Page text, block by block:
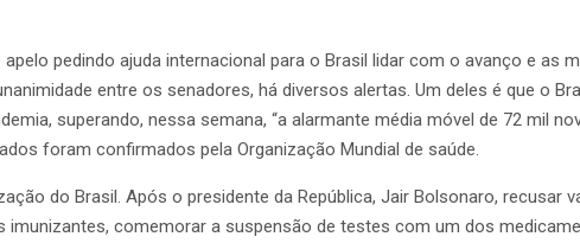
pedindo ajuda internacional para o Brasil lidar com o avanço e as
entre os senadores, há diversos alertas. Um deles é que o
superando, nessa semana, “a alarmante média móvel de 72 mil
foram confirmados pela Organização Mundial de saúde.
do Brasil. Após o presidente da República, Jair Bolsonaro, recusar
imunizantes, comemorar a suspensão de testes com um dos